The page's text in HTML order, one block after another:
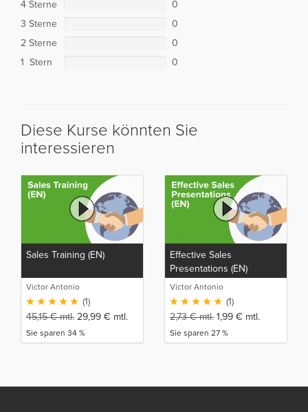
4 Sterne
0
3 Sterne
0
2 Sterne
0
1 Stern
0
Diese Kurse könnten Sie
interessieren
Sales Training (EN)
Victor Antonio
(1)
45,15€mtl. 29,99 € mtl.
Sie sparen 34 %
Effective Sales
Presentations (EN)
Victor Antonio
(1)
2,73€mtl. 1,99 € mtl.
Sie sparen 27 %